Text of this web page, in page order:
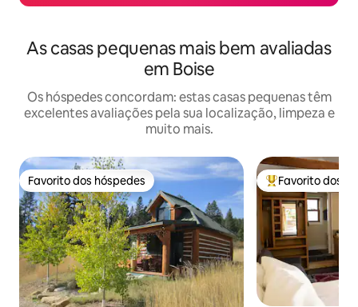
As casas pequenas mais bem avaliadas
em Boise
Os hóspedes concordam: estas casas pequenas têm
excelentes avaliações pela sua localização, limpeza e
muito mais.
Favorito dos hóspedes
Favorito dos hóspedes Favoritos dos
Favorito dos